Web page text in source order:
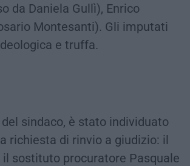
da Daniela Gullì), Enrico
Montesanti). Gli imputati
e truffa.
sindaco, è stato individuato
richiesta di rinvio a giudizio: il
sostituto procuratore Pasquale